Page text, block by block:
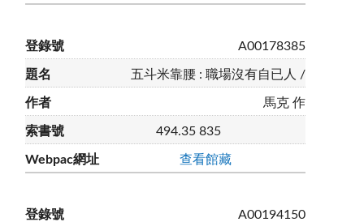
A00178385
五斗米靠腰 : 職場沒有自已人 /
馬克 作
494.35 835
查看館藏
A00194150